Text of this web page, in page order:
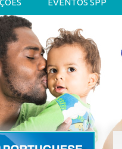
EVENTOS SPP